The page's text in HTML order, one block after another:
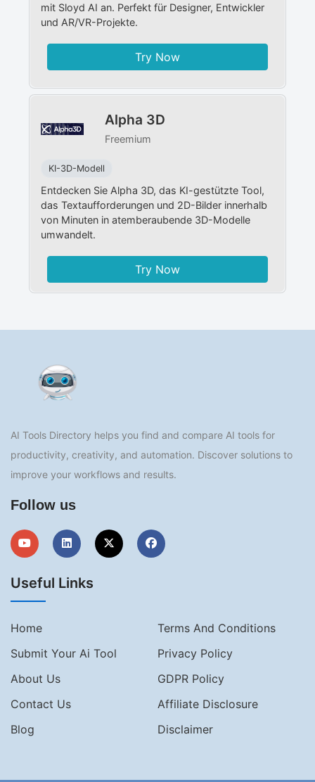
mit Sloyd AI an. Perfekt für Designer, Entwickler
und AR/VR-Projekte.
Try Now
Alpha 3D
Freemium
KI-3D-Modell
Entdecken Sie Alpha 3D, das KI-gestützte Tool,
das Textaufforderungen und 2D-Bilder innerhalb
von Minuten in atemberaubende 3D-Modelle
umwandelt.
Try Now
AI Tools Directory helps you find and compare AI tools for
productivity, creativity, and automation. Discover solutions to
improve your workflows and results.
Follow us
Useful Links
Home
Terms And Conditions
Submit Your Ai Tool
Privacy Policy
About Us
GDPR Policy
Contact Us
Affiliate Disclosure
Blog
Disclaimer